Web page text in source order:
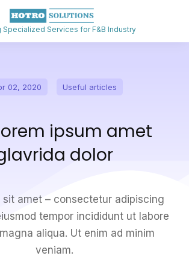
Specialized Services for F&B Industry
02, 2020 Useful articles
ipsum amet
dolor
sit amet – consectetur adipiscing
tempor incididunt ut labore
aliqua. Ut enim ad minim
veniam.